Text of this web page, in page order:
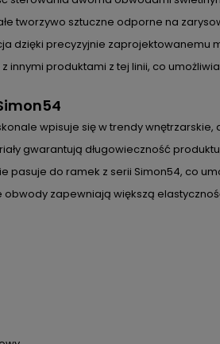
tworzywo sztuczne odporne na
dzięki precyzyjnie zaprojektowanemu
innymi produktami z tej linii, co
wpisuje się w trendy
gwarantują długowieczność
pasuje do ramek z serii Simon54, co
obwody zapewniają większą